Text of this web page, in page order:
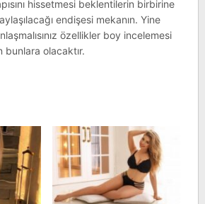
hissetmesi beklentilerin birbirine
endişesi mekanın. Yine
özellikler boy incelemesi
bunlara olacaktır.